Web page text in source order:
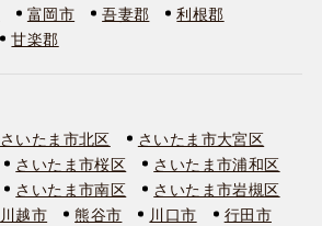
富岡市 吾妻郡
利根郡
甘楽郡
さいたま市北区
さいたま市大宮区
さいたま市桜区
さいたま市浦和区
さいたま市南区
さいたま市岩槻区
川越市 熊谷市 川口市
行田市